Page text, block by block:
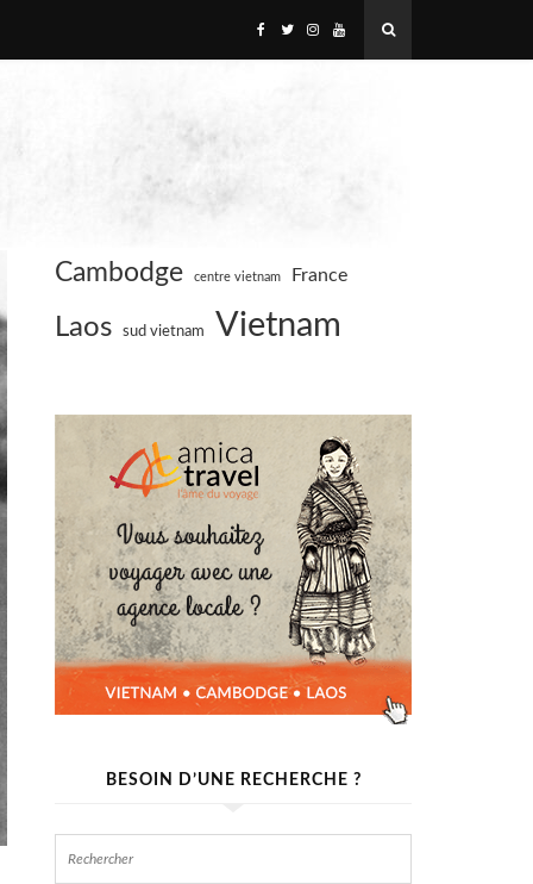
Cambodge centre vietnam France
Laos sud vietnam Vietnam
BESOIN D’UNE RECHERCHE ?